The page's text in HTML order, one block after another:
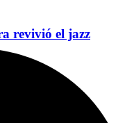
revivió el jazz